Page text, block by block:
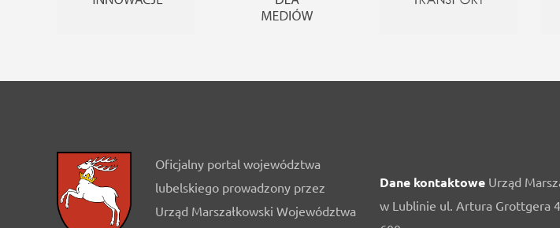
Oficjalny portal województwa
lubelskiego prowadzony przez
Urząd Marszałkowski Województwa
Dane kontaktowe Urząd
w Lublinie ul. Artura Grottgera